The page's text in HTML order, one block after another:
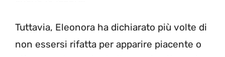
Tuttavia, Eleonora ha dichiarato più volte di
non essersi rifatta per apparire piacente o